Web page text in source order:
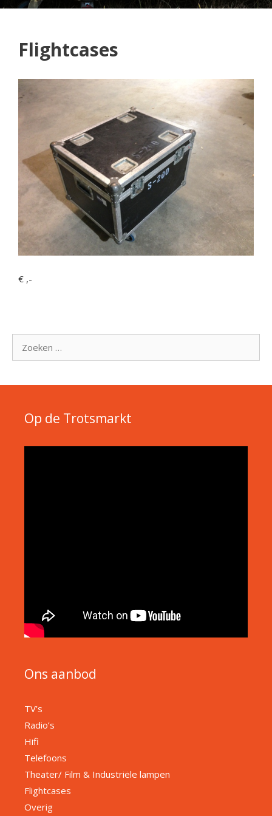
Flightcases
€ ,-
naar:
Op de Trotsmarkt
Ons aanbod
TV’s
Radio’s
Hifi
Telefoons
Theater/ Film & Industriële lampen
Flightcases
Overig